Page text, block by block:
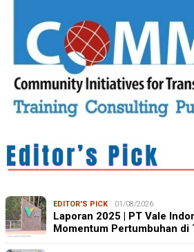
EDITOR'S PICK 01/08/2026
Laporan 2025 | PT Vale
Momentum Pertumbuhan di